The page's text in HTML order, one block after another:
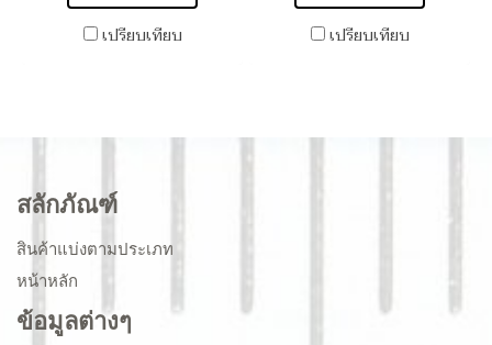
เปรียบเทียบ
เปรียบเทียบ
สลักภัณฑ์
สินค้าแบ่งตามประเภท
หน้าหลัก
ข้อมูลต่างๆ